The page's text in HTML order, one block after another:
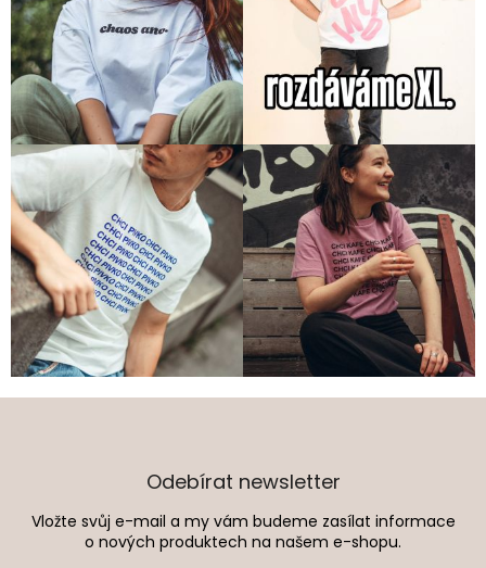
Z
Odebírat newsletter
Vložte svůj e-mail a my vám budeme zasílat informace
o nových produktech na našem e-shopu.